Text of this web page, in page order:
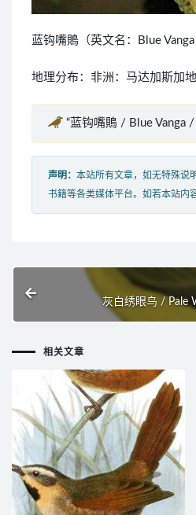
蓝钩嘴鵙（英文名：Blue
地理分布：非洲：马达加斯加
“蓝钩嘴鵙 / Blue Vanga
声明： 本站所有文章，如无特殊说
书籍等各类媒体平台。如若本站内
灰白绣眼鸟 / Pale
相关文章